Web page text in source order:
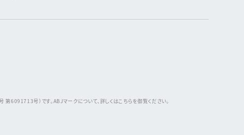
号）です。ABJマークについて、詳しくはこちらを御覧ください。